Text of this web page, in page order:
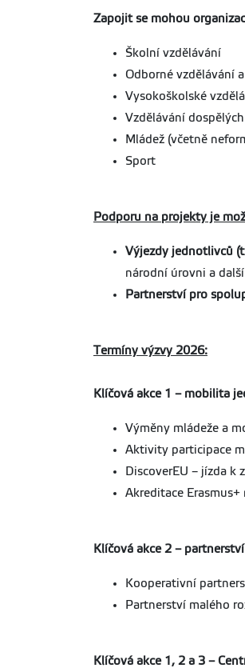
Zapojit se mohou
Školní vzdělávání
Odborné vzdělávání
Vysokoškolské
Vzdělávání dospělých
Mládež (včetně
Sport
Podporu na projekty je
Výjezdy jednotlivců
národní úrovni a
Partnerství pro
Termíny výzvy 2026:
Klíčová akce 1 – mobilita
Výměny mládeže a
Aktivity participace
DiscoverEU – jízda k
Akreditace Erasmus+
Klíčová akce 2 –
Kooperativní
Partnerství malého
Klíčová akce 1, 2 a 3 –